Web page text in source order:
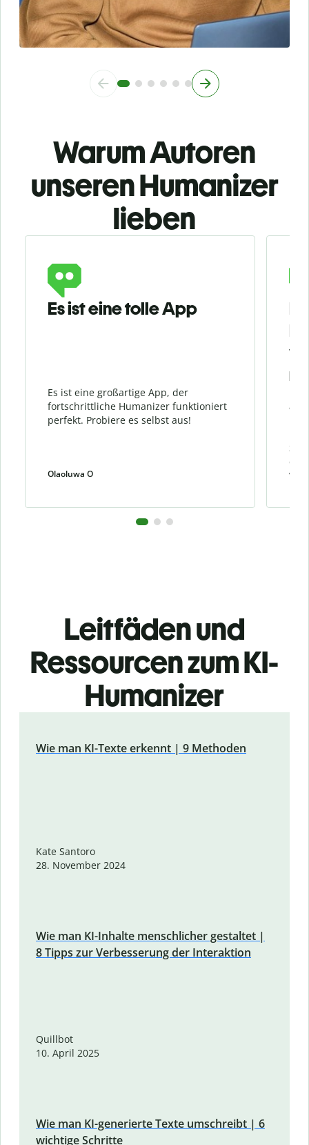
Warum Autoren
unseren Humanizer
lieben
Slide 1 of 3
Es ist eine tolle App
Es ist eine großartige App, der
fortschrittliche Humanizer funktioniert
perfekt. Probiere es selbst aus!
Olaoluwa O
am
den
Leitfäden und
Ressourcen zum KI-
Humanizer
Wie man KI-Texte erkennt | 9 Methoden
Kate Santoro
28. November 2024
Wie man KI-Inhalte menschlicher gestaltet |
8 Tipps zur Verbesserung der Interaktion
Quillbot
10. April 2025
Wie man KI-generierte Texte umschreibt | 6
wichtige Schritte